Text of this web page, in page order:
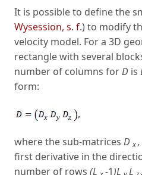
It is possible to define the
Wysession, s. f.) to modify
velocity model. For a 3D
rectangle with several
number of columns forD is
form:
where the sub-matrices D x
first derivative in the
number of rows (L -1)L L